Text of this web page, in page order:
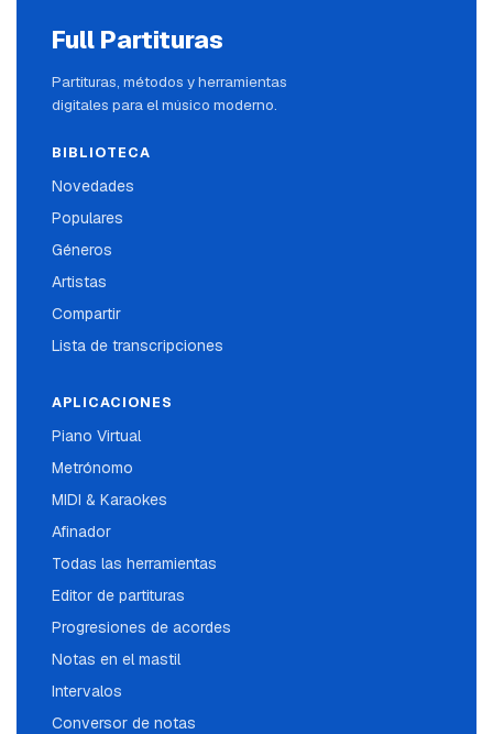
Full Partituras
Partituras, métodos y herramientas
digitales para el músico moderno.
BIBLIOTECA
Novedades
Populares
Géneros
Artistas
Compartir
Lista de transcripciones
APLICACIONES
Piano Virtual
Metrónomo
MIDI & Karaokes
Afinador
Todas las herramientas
Editor de partituras
Progresiones de acordes
Notas en el mastil
Intervalos
Conversor de notas